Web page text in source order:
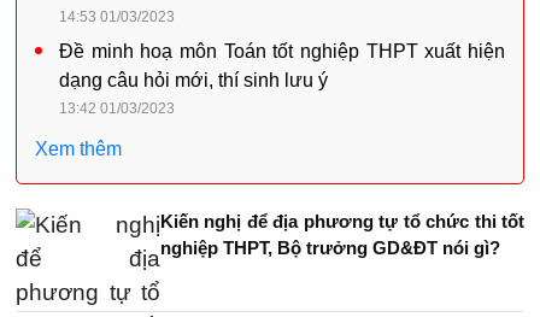
14:53 01/03/2023
Đề minh hoạ môn Toán tốt nghiệp THPT xuất hiện
dạng câu hỏi mới, thí sinh lưu ý
13:42 01/03/2023
Xem thêm
Kiến nghị để địa phương tự tổ chức thi tốt
nghiệp THPT, Bộ trưởng GD&ĐT nói gì?